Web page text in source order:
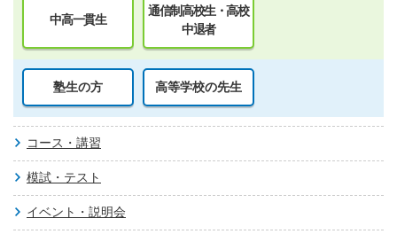
中高一貫生
通信制高校生・高校
中退者
塾生の方 高等学校の先生
コース・講習
模試・テスト
イベント・説明会